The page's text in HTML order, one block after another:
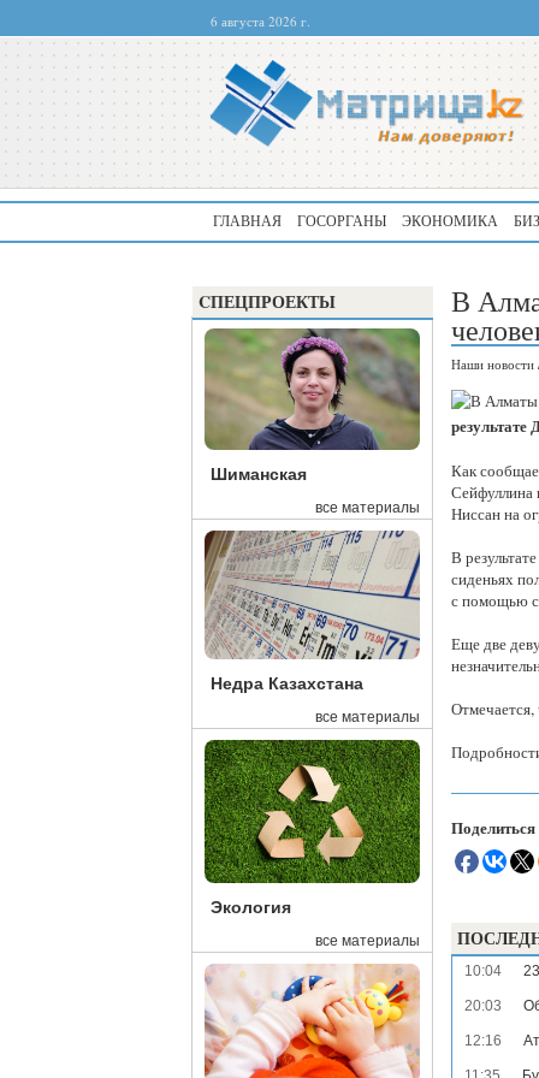
6 августа 2026 г.
ГЛАВНАЯ ГОСОРГАНЫ ЭКОНОМИКА
CПЕЦПРОЕКТЫ
Шиманская
все материалы
Недра Казахстана
все материалы
Экология
все материалы
В
Наши новости
Как
Сейфуллина
Ниссан на
В
сиденьях
с помощью
Еще две
10:04
20:03
12:16